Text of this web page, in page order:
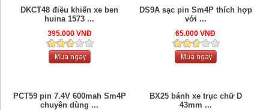
DKCT48 điều khiển xe ben
huina 1573 ...
395.000 VNĐ
DS9A sạc pin Sm4P thích hợp
với ...
65.000 VNĐ
PCT59 pin 7.4V 600mah Sm4P
chuyên dùng ...
BX25 bánh xe trục chữ D
43mm ...